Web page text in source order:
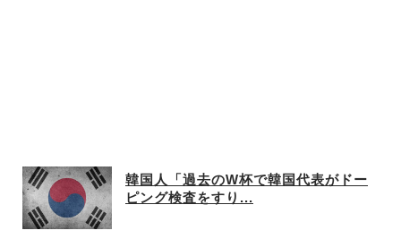
韓国人「過去のW杯で韓国代表がドー
ピング検査をすり...